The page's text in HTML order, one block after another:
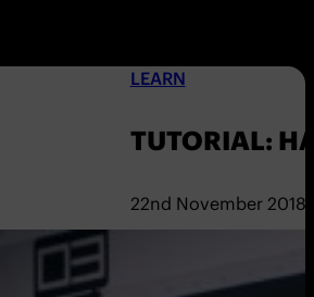
LEARN
TUTORIAL:
22nd November 2018